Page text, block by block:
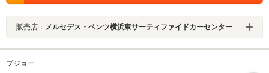
販売店： メルセデス・ベンツ横浜東サーティファイドカーセンター
プジョー